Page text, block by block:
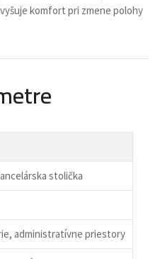
komfort pri zmene polohy
stolička
administratívne priestory